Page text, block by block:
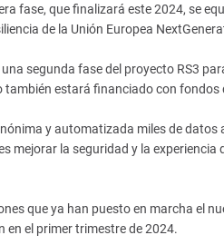
fase, que finalizará este 2024, se
de la Unión Europea
segunda fase del proyecto RS3
estará financiado con fondos
y automatizada miles de datos
mejorar la seguridad y la
que ya han puesto en marcha el
en el primer trimestre de 2024.